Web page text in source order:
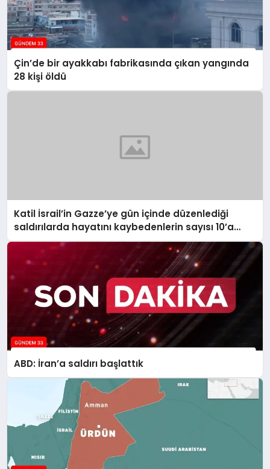
Çin’de bir ayakkabı fabrikasında çıkan yangında
28 kişi öldü
Katil İsrail’in Gazze’ye gün içinde düzenlediği
saldırılarda hayatını kaybedenlerin sayısı 10’a
yükseldi
ABD: İran’a saldırı başlattık